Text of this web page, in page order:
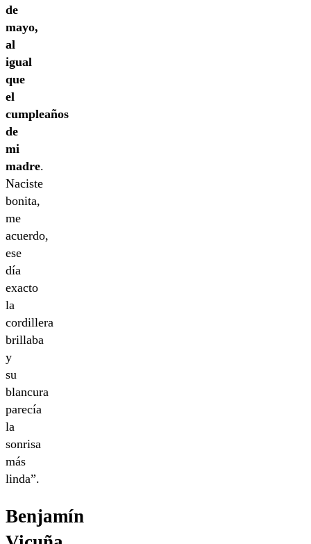
de
mayo,
al
igual
que
el
cumpleaños
de
mi
madre.
Naciste
bonita,
me
acuerdo,
ese
día
exacto
la
cordillera
brillaba
y
su
blancura
parecía
la
sonrisa
más
linda”.
Benjamín